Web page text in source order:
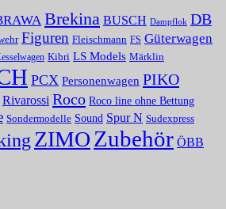
Brekina BUSCH Dampflok DB
Figuren Fleischmann FS Güterwagen
Kibri LS Models Märklin
PCX Personenwagen PIKO
Rivarossi Roco Roco line ohne Bettung
Sondermodelle Sound Spur N Sudexpress
ZIMOZubehör ÖBB